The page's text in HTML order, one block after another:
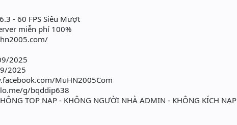
- 60 FPS Siêu Mượt
miễn phí 100%
2025
2025
MuHN2005Com
g/bqddip638
TOP NẠP - KHÔNG NGƯỜI NHÀ ADMIN - KHÔNG KÍCH NẠP